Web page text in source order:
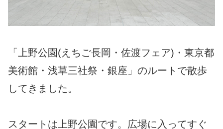
「上野公園(えちご長岡・佐渡フェア)・東京都
美術館・浅草三社祭・銀座」のルートで散歩
してきました。
スタートは上野公園です。広場に入ってすぐ